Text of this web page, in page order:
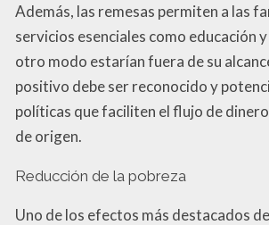
Además, las remesas permiten a las
servicios esenciales como educación
otro modo estarían fuera de su
positivo debe ser reconocido y
políticas que faciliten el flujo de
de origen.
Reducción de la pobreza
Uno de los efectos más destacados